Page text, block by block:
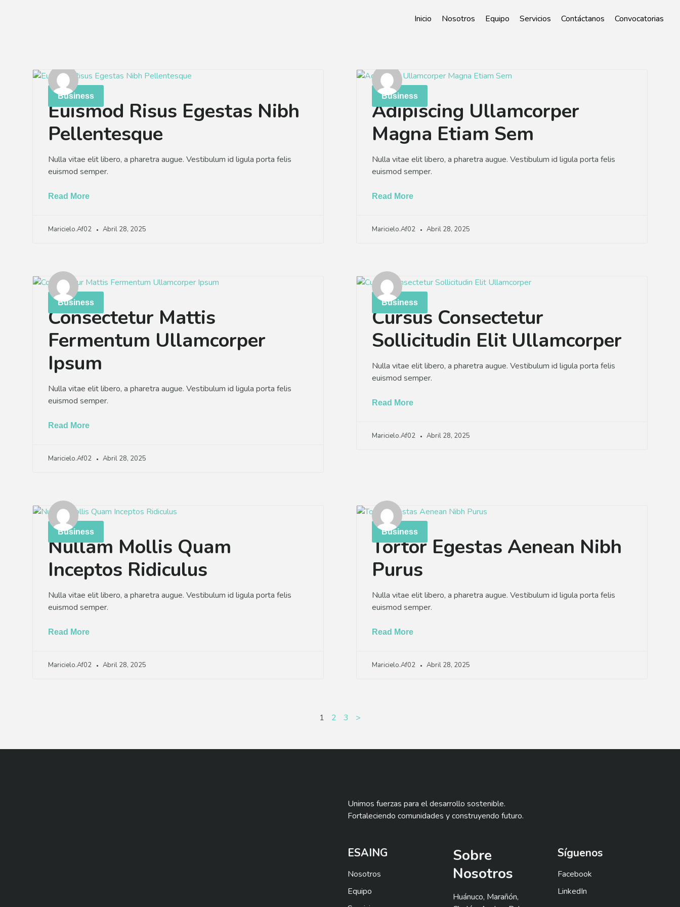
Inicio Nosotros Equipo Servicios Contáctanos Convocatorias
Business
Euismod Risus Egestas Nibh
Pellentesque
Nulla vitae elit libero, a pharetra augue. Vestibulum id ligula porta felis
euismod semper.
Read More
Maricielo.af02 Abril 28, 2025
Business
Adipiscing Ullamcorper
Magna Etiam Sem
Nulla vitae elit libero, a pharetra augue. Vestibulum id ligula porta felis
euismod semper.
Read More
Maricielo.af02 Abril 28, 2025
Business
Consectetur Mattis
Fermentum Ullamcorper
Ipsum
Nulla vitae elit libero, a pharetra augue. Vestibulum id ligula porta felis
euismod semper.
Read More
Maricielo.af02 Abril 28, 2025
Business
Cursus Consectetur
Sollicitudin Elit Ullamcorper
Nulla vitae elit libero, a pharetra augue. Vestibulum id ligula porta felis
euismod semper.
Read More
Maricielo.af02 Abril 28, 2025
Business
Nullam Mollis Quam
Inceptos Ridiculus
Nulla vitae elit libero, a pharetra augue. Vestibulum id ligula porta felis
euismod semper.
Read More
Maricielo.af02 Abril 28, 2025
Business
Tortor Egestas Aenean Nibh
Purus
Nulla vitae elit libero, a pharetra augue. Vestibulum id ligula porta felis
euismod semper.
Read More
Maricielo.af02 Abril 28, 2025
1 2 3 >
Unimos fuerzas para el desarrollo sostenible.
Fortaleciendo comunidades y construyendo futuro.
ESAING
Nosotros
Equipo
Sobre
Nosotros
Huánuco, Marañón,
Síguenos
Facebook
LinkedIn